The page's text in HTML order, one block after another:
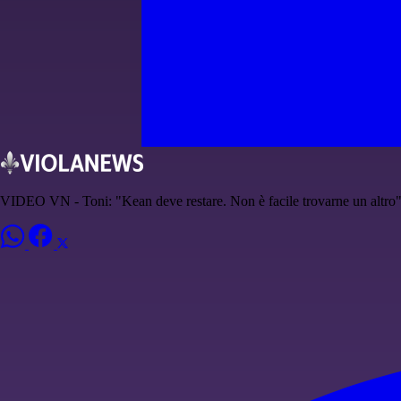
VIDEO VN - Toni: "Kean deve restare. Non è facile trovarne un altro"